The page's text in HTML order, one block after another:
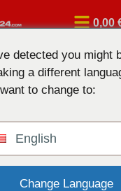
0,00
Anabolika/
100mg Masteron
detected you might
a different
to change to:
English
Change Language